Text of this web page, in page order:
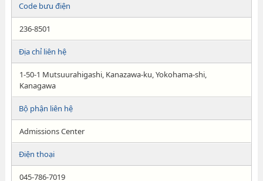
Code bưu điện
236-8501
Địa chỉ liên hệ
1-50-1 Mutsuurahigashi, Kanazawa-ku, Yokohama-shi,
Kanagawa
Bộ phận liên hệ
Admissions Center
Điện thoại
045-786-7019